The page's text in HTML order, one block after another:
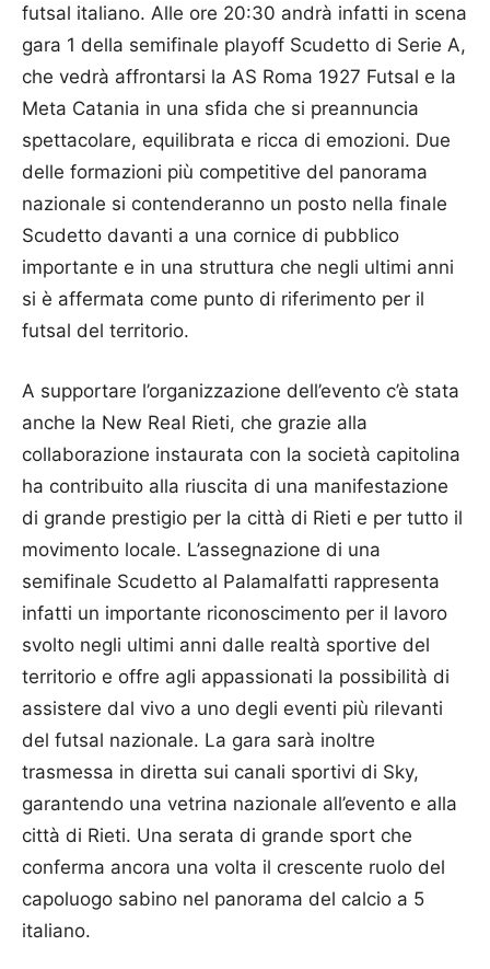
futsal italiano. Alle ore 20:30 andrà infatti in scena
gara 1 della semifinale playoff Scudetto di Serie A,
che vedrà affrontarsi la AS Roma 1927 Futsal e la
Meta Catania in una sfida che si preannuncia
spettacolare, equilibrata e ricca di emozioni. Due
delle formazioni più competitive del panorama
nazionale si contenderanno un posto nella finale
Scudetto davanti a una cornice di pubblico
importante e in una struttura che negli ultimi anni
si è affermata come punto di riferimento per il
futsal del territorio.
A supportare l’organizzazione dell’evento c’è stata
anche la New Real Rieti, che grazie alla
collaborazione instaurata con la società capitolina
ha contribuito alla riuscita di una manifestazione
di grande prestigio per la città di Rieti e per tutto il
movimento locale. L’assegnazione di una
semifinale Scudetto al Palamalfatti rappresenta
infatti un importante riconoscimento per il lavoro
svolto negli ultimi anni dalle realtà sportive del
territorio e offre agli appassionati la possibilità di
assistere dal vivo a uno degli eventi più rilevanti
del futsal nazionale. La gara sarà inoltre
trasmessa in diretta sui canali sportivi di Sky,
garantendo una vetrina nazionale all’evento e alla
città di Rieti. Una serata di grande sport che
conferma ancora una volta il crescente ruolo del
capoluogo sabino nel panorama del calcio a 5
italiano.